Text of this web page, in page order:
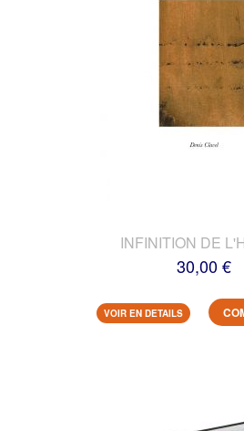
INFINITION DE
30,00 €
VOIR EN DETAILS